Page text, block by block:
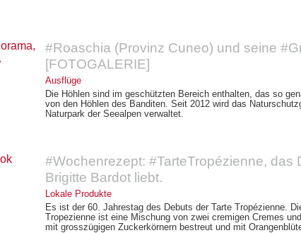
#Roaschia (Provinz Cuneo) und seine
[FOTOGALERIE]
Ausflüge
Die Höhlen sind im geschützten Bereich enthalten, das so
von den Höhlen des Banditen. Seit 2012 wird das
Naturpark der Seealpen verwaltet.
#Wochenrezept: #TarteTropézienne, das
Brigitte Bardot liebt.
Lokale Produkte
Es ist der 60. Jahrestag des Debuts der Tarte Tropézienne.
Tropezienne ist eine Mischung von zwei cremigen Cremes
mit grosszügigen Zuckerkörnern bestreut und mit